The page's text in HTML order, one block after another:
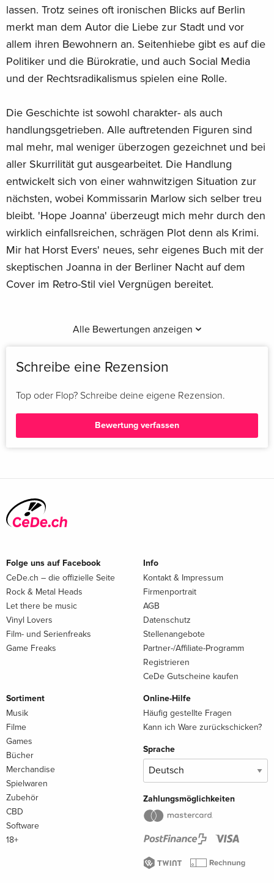
lassen. Trotz seines oft ironischen Blicks auf Berlin
merkt man dem Autor die Liebe zur Stadt und vor
allem ihren Bewohnern an. Seitenhiebe gibt es auf die
Politiker und die Bürokratie, und auch Social Media
und der Rechtsradikalismus spielen eine Rolle.
Die Geschichte ist sowohl charakter- als auch
handlungsgetrieben. Alle auftretenden Figuren sind
mal mehr, mal weniger überzogen gezeichnet und bei
aller Skurrilität gut ausgearbeitet. Die Handlung
entwickelt sich von einer wahnwitzigen Situation zur
nächsten, wobei Kommissarin Marlow sich selber treu
bleibt. 'Hope Joanna' überzeugt mich mehr durch den
wirklich einfallsreichen, schrägen Plot denn als Krimi.
Mir hat Horst Evers' neues, sehr eigenes Buch mit der
skeptischen Joanna in der Berliner Nacht auf dem
Cover im Retro-Stil viel Vergnügen bereitet.
Alle Bewertungen anzeigen
Schreibe eine Rezension
Top oder Flop? Schreibe deine eigene Rezension.
Bewertung verfassen
Folge uns auf Facebook
CeDe.ch – die offizielle Seite
Rock & Metal Heads
Let there be music
Vinyl Lovers
Film- und Serienfreaks
Game Freaks
Info
Kontakt & Impressum
Firmenportrait
AGB
Datenschutz
Stellenangebote
Partner-/Affiliate-Programm
Registrieren
CeDe Gutscheine kaufen
Sortiment
Musik
Filme
Games
Bücher
Merchandise
Spielwaren
Zubehör
CBD
Software
18+
Online-Hilfe
Häufig gestellte Fragen
Kann ich Ware zurückschicken?
Sprache
Zahlungsmöglichkeiten